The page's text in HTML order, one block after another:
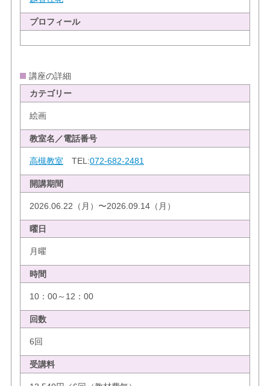
プロフィール
講座の詳細
カテゴリー
絵画
教室名／電話番号
高槻教室 TEL:072-682-2481
開講期間
2026.06.22（月）〜2026.09.14（月）
曜日
月曜
時間
10：00～12：00
回数
6回
受講料